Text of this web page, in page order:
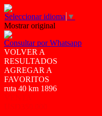
Seleccionar idioma ▼
Mostrar original
Consultar por Whatsapp
VOLVER A
RESULTADOS
AGREGAR A
FAVORITOS
ruta 40 km 1896